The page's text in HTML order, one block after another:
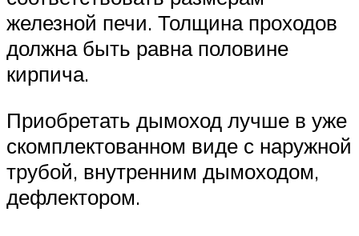
железной печи. Толщина проходов
должна быть равна половине
кирпича.
Приобретать дымоход лучше в уже
скомплектованном виде с наружной
трубой, внутренним дымоходом,
дефлектором.